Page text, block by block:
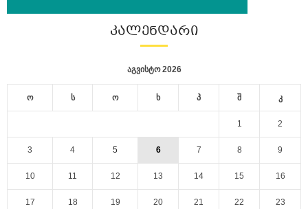
ᲙᲐᲚᲔᲜᲓᲐᲠᲘ
აგვისტო 2026
ო ს ო ხ პ შ კ
1 2
3 4 5 6 7 8 9
10 11 12 13 14 15 16
17 18 19 20 21 22 23